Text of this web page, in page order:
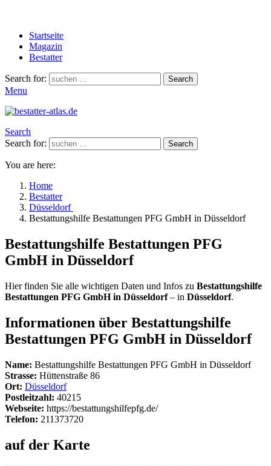
Startseite
Magazin
Bestatter
Search for: Search
Menu
Search
Search for:
Search
You are here:
Home
Bestatter
Düsseldorf
Bestattungshilfe Bestattungen PFG GmbH in Düsseldorf
Bestattungshilfe Bestattungen PFG
GmbH in Düsseldorf
Hier finden Sie alle wichtigen Daten und Infos zu Bestattungshilfe
Bestattungen PFG GmbH in Düsseldorf– in Düsseldorf.
Informationen über Bestattungshilfe
Bestattungen PFG GmbH in Düsseldorf
Name: Bestattungshilfe Bestattungen PFG GmbH in Düsseldorf
Strasse: Hüttenstraße 86
Ort: Düsseldorf
Postleitzahl: 40215
Webseite: https://bestattungshilfepfg.de/
Telefon: 211373720
auf der Karte